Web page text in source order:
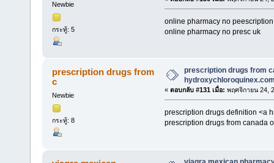
Newbie
กระทู้: 5
online pharmacy no
online pharmacy no presc uk
prescription drugs from
c
Newbie
กระทู้: 8
prescription drugs from
« ตอบกลับ #131 เมื่อ: พฤศจิกายน 24,
prescription drugs definition <a
prescription drugs from canada